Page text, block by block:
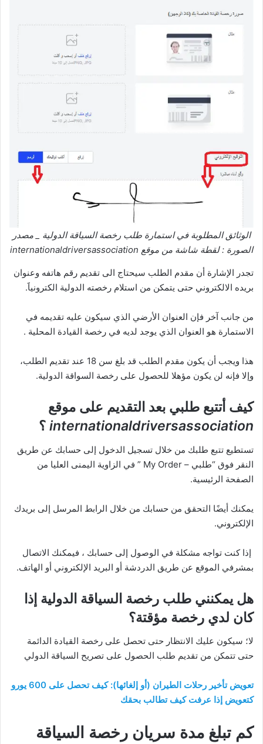
الوثائق المطلوبة في استمارة طلب رخصة السياقة الدولية _ مصدر
الصورة : لقطة شاشة من موقع internationaldriversassociation
تجدر الإشارة أن مقدم الطلب سيحتاج الى تقديم رقم هاتفه وعنوان
بريده الالكتروني حتى يتمكن من استلام رخصته الدولية الكترونياََ.
من جانب آخر فإن العنوان الأرضي الذي سيكون عليه تقديمه في
الاستمارة هو العنوان الذي يوجد لديه في رخصة القيادة المحلية .
هذا ويجب أن يكون مقدم الطلب قد بلغ سن 18 عند تقديم الطلب،
وإلا فإنه لن يكون مؤهلا للحصول على رخصة السواقة الدولية.
كيف أتتبع طلبي بعد التقديم على موقع
internationaldriversassociation ؟
تستطيع تتبع طلبك من خلال تسجيل الدخول إلى حسابك عن طريق
النقر فوق “طلبي – My Order ” في الزاوية اليمنى العليا من
الصفحة الرئيسية.
يمكنك أيضًا التحقق من حسابك من خلال الرابط المرسل إلى بريدك
الإلكتروني.
إذا كنت تواجه مشكلة في الوصول إلى حسابك ، فيمكنك الاتصال
بمشرفي الموقع عن طريق الدردشة أو البريد الإلكتروني أو الهاتف.
هل يمكنني طلب رخصة السياقة الدولية إذا
كان لدي رخصة مؤقتة؟
لا؛ سيكون عليك الانتظار حتى تحصل على رخصة القيادة الدائمة
حتى تتمكن من تقديم طلب الحصول على تصريح السياقة الدولي
تعويض تأخير رحلات الطيران (أو إلغائها): كيف تحصل على 600 يورو
كتعويض إذا عرفت كيف تطالب بحقك
كم تبلغ مدة سريان رخصة السياقة